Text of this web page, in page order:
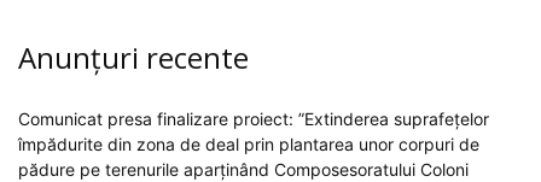
Anunțuri recente
Comunicat presa finalizare proiect: ”Extinderea suprafețelor
împădurite din zona de deal prin plantarea unor corpuri de
pădure pe terenurile aparținând Composesoratului Coloni